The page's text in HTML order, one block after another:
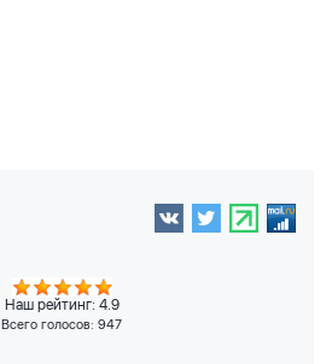
Наш рейтинг: 4.9
Всего голосов: 947